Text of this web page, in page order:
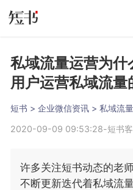
私域流量运营为
用户运营私域流量
短书 > 企业微信资讯 >
2020-09-09 09:53:28-短书
许多关注短书动态的老
不断更新迭代着私域流